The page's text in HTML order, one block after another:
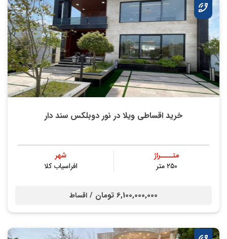
خرید اقساطی ویلا در نور دوبلکس سند دار
متــــراژ
۲۵۰ متر
شهر
افراسیاب کلا
6,100,000,000 تومان / اقساط